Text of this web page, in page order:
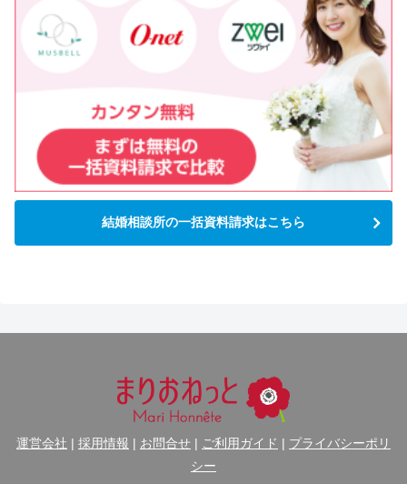
結婚相談所の一括資料請求はこちら
運営会社 | 採用情報 | お問合せ | ご利用ガイド | プライバシーポリ
シー